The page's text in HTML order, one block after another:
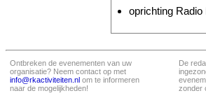
oprichting
Ontbreken de evenementen van uw
organisatie? Neem contact op met
info@rkactiviteiten.nl om te informeren
naar de mogelijkheden!
De
zonder